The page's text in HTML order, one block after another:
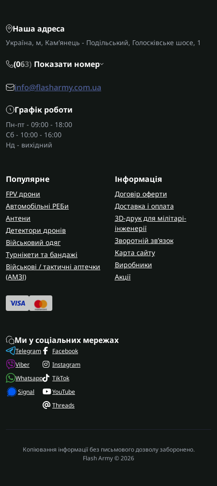
Наша адреса
Україна, м, Кам’янець - Подільський, Голосківське шосе, 1
(063) Показати номер
info@flasharmy.com.ua
Графік роботи
Пн-пт - 09:00 - 18:00
Сб - 10:00 - 16:00
Нд - вихідний
Популярне
FPV дрони
Автомобільні РЕБи
Антени
Детектори дронів
Військовий одяг
Турнікети та бандажі
Військові / тактичні аптечки
(AMЗІ)
Інформація
Договір оферти
Доставка і оплата
3D-друк для мілітарі-
інженерії
Зворотній зв’язок
Карта сайту
Виробники
Акції
Ми у соціальних мережах
Telegram
Viber
Whatsapp
Signal
Facebook
Instagram
TikTok
YouTube
Threads
Копіювання інформації без письмового дозволу заборонено.
Flash Army © 2026